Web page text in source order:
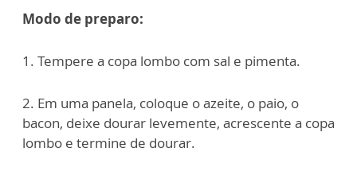
Modo de preparo:
1. Tempere a copa lombo com sal e pimenta.
2. Em uma panela, coloque o azeite, o paio, o
bacon, deixe dourar levemente, acrescente a copa
lombo e termine de dourar.